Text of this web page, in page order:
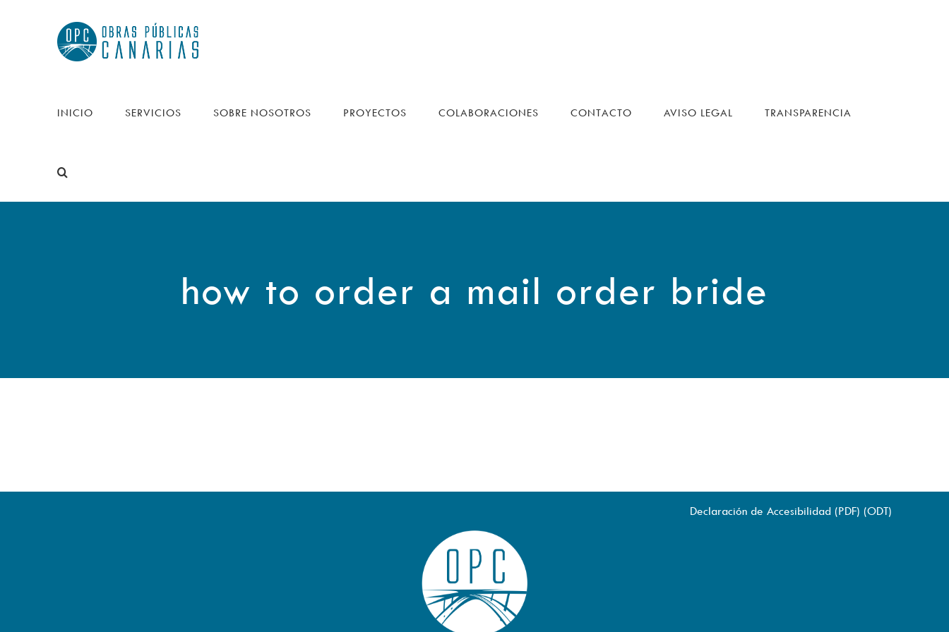
INICIO SERVICIOS SOBRE NOSOTROS PROYECTOS COLABORACIONES CONTACTO AVISO LEGAL TRANSPARENCIA
how to order a mail order bride
Declaración de Accesibilidad (PDF) (ODT)